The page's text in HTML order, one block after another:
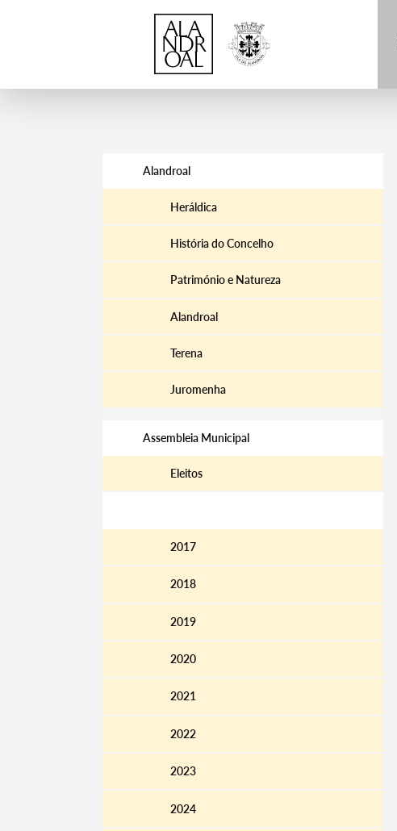
Alandroal
Heráldica
História do Concelho
Património e Natureza
Alandroal
Terena
Juromenha
Assembleia Municipal
Eleitos
2017
2018
2019
2020
2021
2022
2023
2024